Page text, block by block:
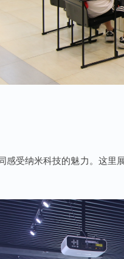
感受纳米科技的魅力。这